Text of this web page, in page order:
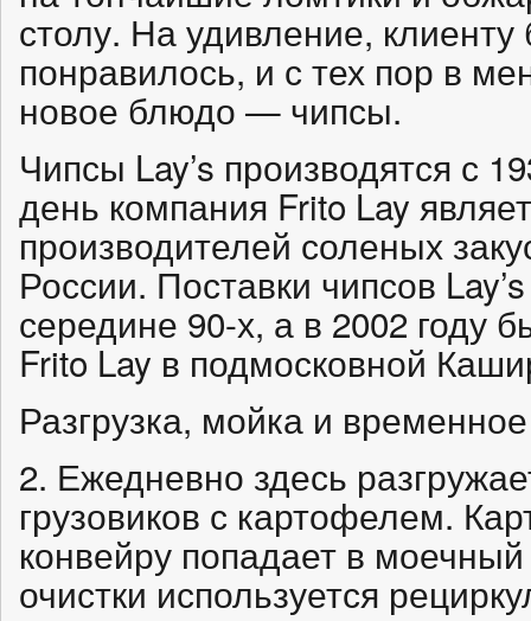
столу. На удивление,
понравилось, и с тех пор в
новое блюдо — чипсы.
Чипсы Lay’s производятся с
день компания Frito Lay
производителей соленых
России. Поставки чипсов
середине 90-х, а в 2002 году
Frito Lay в подмосковной
Разгрузка, мойка и
2. Ежедневно здесь
грузовиков с картофелем.
конвейру попадает в
очистки используется